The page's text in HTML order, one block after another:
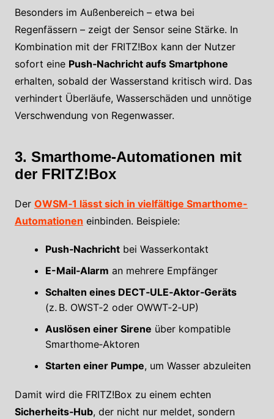
Besonders im Außenbereich – etwa bei
Regenfässern – zeigt der Sensor seine Stärke. In
Kombination mit der FRITZ!Box kann der Nutzer
sofort eine Push‑Nachricht aufs Smartphone
erhalten, sobald der Wasserstand kritisch wird. Das
verhindert Überläufe, Wasserschäden und unnötige
Verschwendung von Regenwasser.
3. Smarthome‑Automationen mit
der FRITZ!Box
Der OWSM‑1 lässt sich in vielfältige Smarthome-
Automationen einbinden. Beispiele:
Push‑Nachrichtbei Wasserkontakt
E-Mail‑Alarm an mehrere Empfänger
Schalten eines DECT‑ULE‑Aktor‑Geräts
(z. B. OWST‑2 oder OWWT‑2‑UP)
Auslösen einer Sirene über kompatible
Smarthome‑Aktoren
Starten einer Pumpe, um Wasser abzuleiten
Damit wird die FRITZ!Box zu einem echten
Sicherheits‑Hub, der nicht nur meldet, sondern